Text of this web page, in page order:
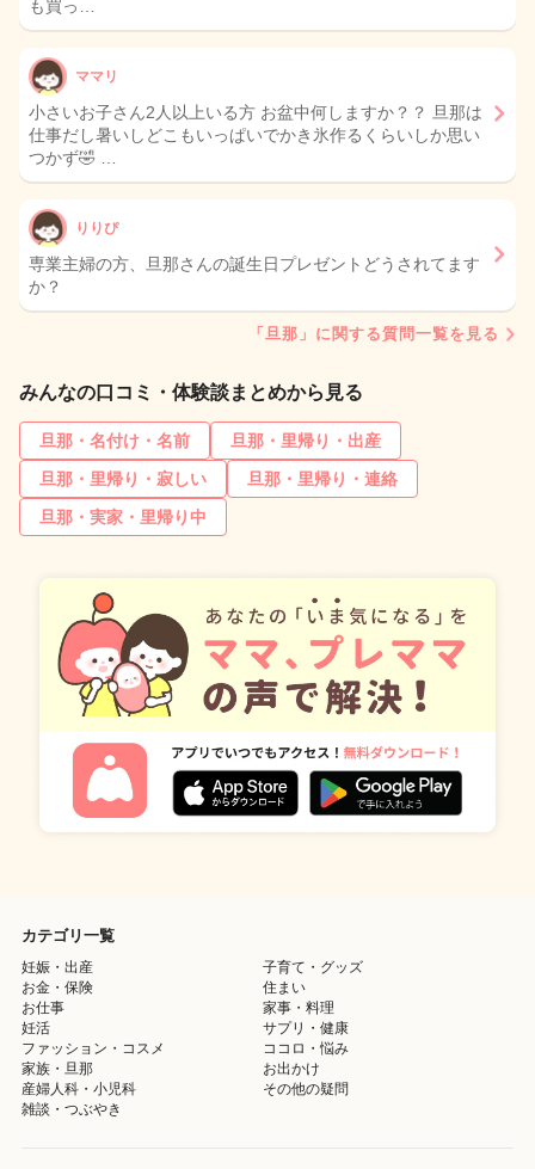
も買っ…
ママリ
小さいお子さん2人以上いる方 お盆中何しますか？？ 旦那は
仕事だし暑いしどこもいっぱいでかき氷作るくらいしか思い
つかず🤣 …
りりぴ
専業主婦の方、旦那さんの誕生日プレゼントどうされてます
か？
「旦那」に関する質問一覧を見る
みんなの口コミ・体験談まとめから見る
旦那・名付け・名前
旦那・里帰り・出産
旦那・里帰り・寂しい
旦那・里帰り・連絡
旦那・実家・里帰り中
カテゴリ一覧
妊娠・出産
子育て・グッズ
お金・保険
住まい
お仕事
家事・料理
妊活
サプリ・健康
ファッション・コスメ
ココロ・悩み
家族・旦那
お出かけ
産婦人科・小児科
その他の疑問
雑談・つぶやき